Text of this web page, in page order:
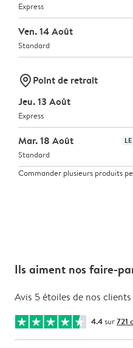
Express
Ven. 14 Août
Standard
marker-pinPoint de retrait
Jeu. 13 Août
Express
Mar. 18 Août
Standard
Commander plusieurs produits
Ils aiment nos faire-
Avis 5 étoiles de nos
4.4sur721